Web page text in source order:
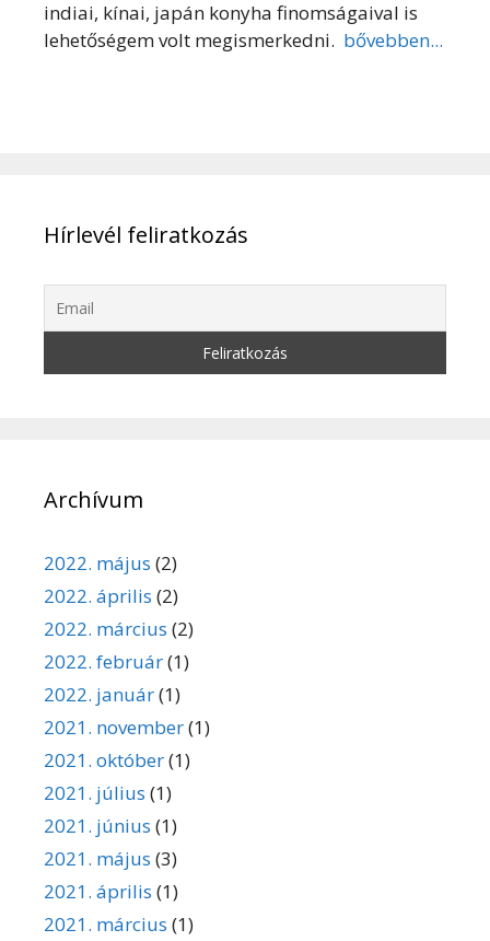
indiai, kínai, japán konyha finomságaival is
lehetőségem volt megismerkedni. bővebben...
Hírlevél feliratkozás
Archívum
2022. május (2)
2022. április (2)
2022. március (2)
2022. február(1)
2022. január(1)
2021. november(1)
2021. október(1)
2021. július (1)
2021. június (1)
2021. május (3)
2021. április (1)
2021. március (1)